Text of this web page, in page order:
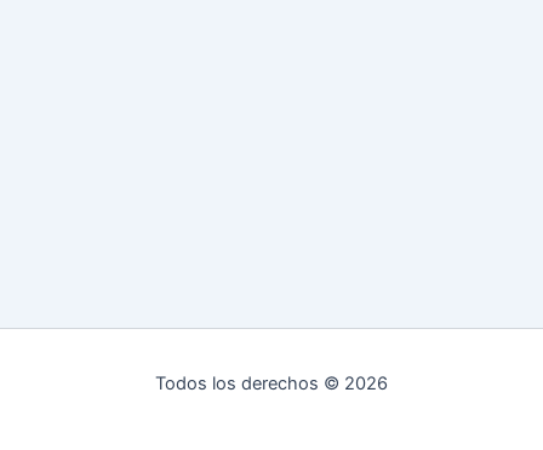
Todos los derechos © 2026